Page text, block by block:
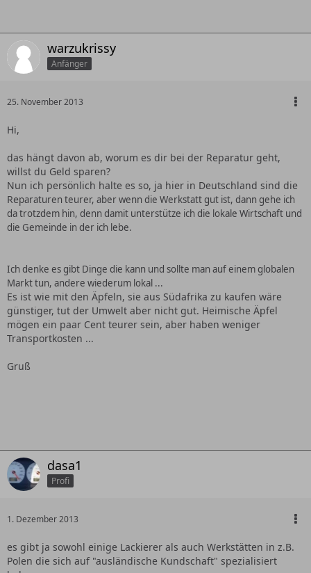
warzukrissy
Anfänger
25. November 2013
Hi,
das hängt davon ab, worum es dir bei der Reparatur geht,
willst du Geld sparen?
Nun ich persönlich halte es so, ja hier in Deutschland sind die
Reparaturen teurer, aber wenn die Werkstatt gut ist, dann gehe ich
da trotzdem hin, denn damit unterstütze ich die lokale Wirtschaft und
die Gemeinde in der ich lebe.
Ich denke es gibt Dinge die kann und sollte man auf einem globalen
Markt tun, andere wiederum lokal ...
Es ist wie mit den Äpfeln, sie aus Südafrika zu kaufen wäre
günstiger, tut der Umwelt aber nicht gut. Heimische Äpfel
mögen ein paar Cent teurer sein, aber haben weniger
Transportkosten ...
Gruß
dasa1
Profi
1. Dezember 2013
es gibt ja sowohl einige Lackierer als auch Werkstätten in z.B.
Polen die sich auf "ausländische Kundschaft" spezialisiert